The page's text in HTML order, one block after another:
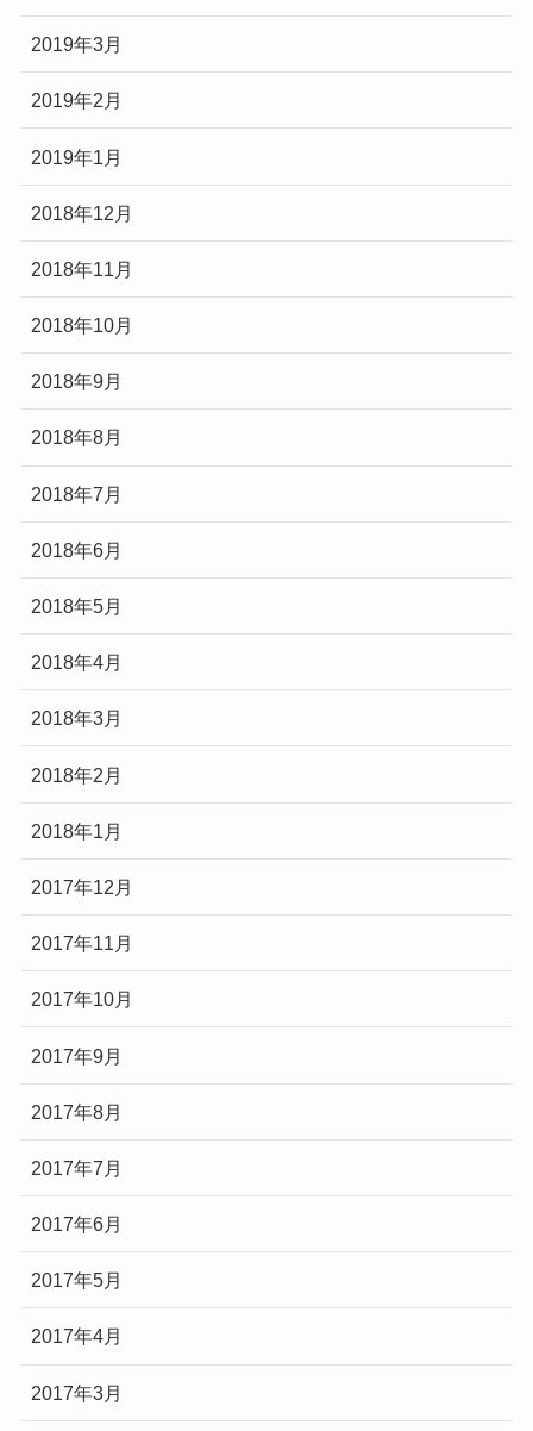
2019年3月
2019年2月
2019年1月
2018年12月
2018年11月
2018年10月
2018年9月
2018年8月
2018年7月
2018年6月
2018年5月
2018年4月
2018年3月
2018年2月
2018年1月
2017年12月
2017年11月
2017年10月
2017年9月
2017年8月
2017年7月
2017年6月
2017年5月
2017年4月
2017年3月